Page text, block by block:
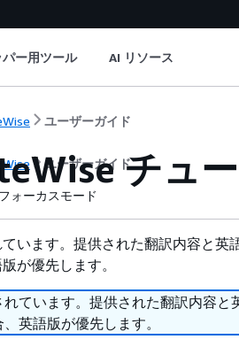
ー用ツール AI リソース
ユーザーガイド
ユーザーガイドチュ
フォーカスモード
います。提供された翻訳内容と英
が優先します。
ています。提供された翻訳内容と
英語版が優先します。